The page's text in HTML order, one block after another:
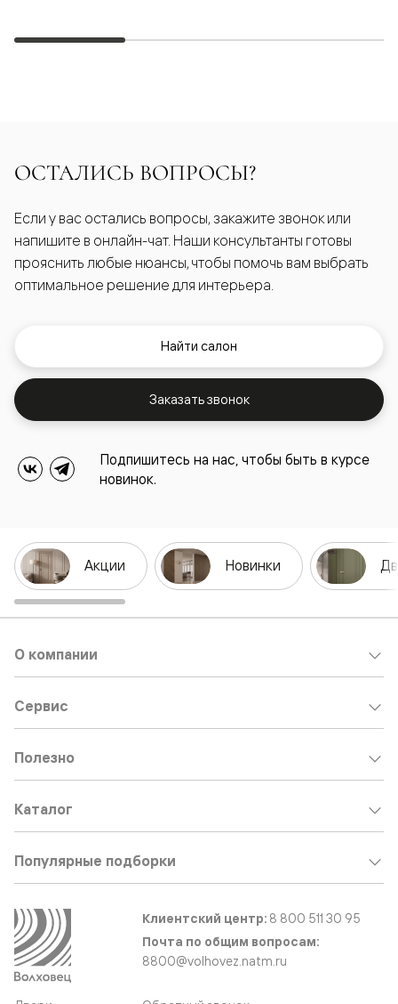
ОСТАЛИСЬ ВОПРОСЫ?
Если у вас остались вопросы, закажите звонок или
напишите в онлайн-чат. Наши консультанты готовы
прояснить любые нюансы, чтобы помочь вам выбрать
оптимальное решение для интерьера.
Найти салон
Заказать звонок
Подпишитесь на нас, чтобы быть в курсе
новинок.
Акции Новинки
О компании
Сервис
Полезно
Каталог
Популярные подборки
Клиентский центр: 8 800 511 30 95
Почта по общим вопросам:
8800@volhovez.natm.ru